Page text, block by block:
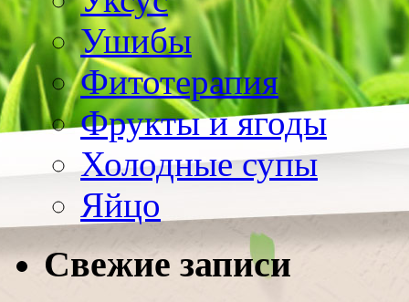
Ушибы
Фитотерапия
Фрукты и ягоды
Холодные супы
Яйцо
Свежие записи